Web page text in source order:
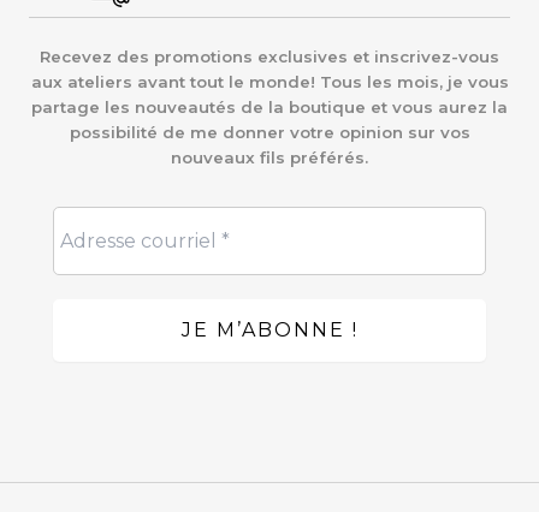
Recevez des promotions exclusives et inscrivez-vous
aux ateliers avant tout le monde! Tous les mois, je vous
partage les nouveautés de la boutique et vous aurez la
possibilité de me donner votre opinion sur vos
nouveaux fils préférés.